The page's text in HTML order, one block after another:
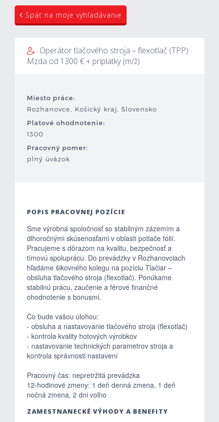
Úvod
Mzdová kalkulačka
Uchádzači
Späť na moje vyhľadávanie
Operátor tlačového stroja – flexotlač (TPP).
Mzda od 1300 € + príplatky (m/ž)
Miesto práce:
Rozhanovce, Košický kraj, Slovensko
Platové ohodnotenie:
1300
Pracovný pomer:
plný úväzok
POPIS PRACOVNEJ POZÍCIE
Sme výrobná spoločnosť so stabilným zázemím a
dlhoročnými skúsenosťami v oblasti potlače fólií.
Pracujeme s dôrazom na kvalitu, bezpečnosť a
tímovú spoluprácu. Do prevádzky v Rozhanovciach
hľadáme šikovného kolegu na pozíciu Tlačiar –
obsluha tlačového stroja (flexotlač). Ponúkame
stabilnú prácu, zaučenie a férové finančné
ohodnotenie s bonusmi.
Čo bude vašou úlohou:
- obsluha a nastavovanie tlačového stroja (flexotlač)
- kontrola kvality hotových výrobkov
- nastavovanie technických parametrov stroja a
kontrola správnosti nastavení
Pracovný čas: nepretržitá prevádzka
12-hodinové zmeny: 1 deň denná zmena, 1 deň
nočná zmena, 2 dni voľno
ZAMESTNANECKÉ VÝHODY A BENEFITY